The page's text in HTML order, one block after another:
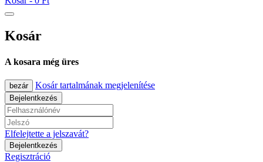
Kosár
A kosara még üres
bezár Kosár tartalmának megjelenítése
Bejelentkezés
Elfelejtette a jelszavát?
Bejelentkezés
Regisztráció